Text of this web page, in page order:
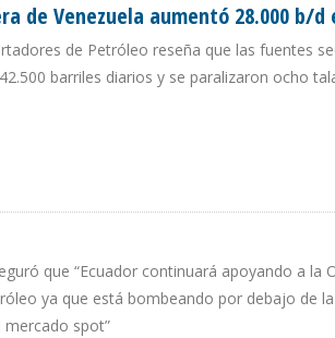
de Venezuela aumentó 28.000 b/d
de Petróleo reseña que las fuentes
barriles diarios y se paralizaron ocho
que “Ecuador continuará apoyando a la
ya que está bombeando por debajo de
spot”